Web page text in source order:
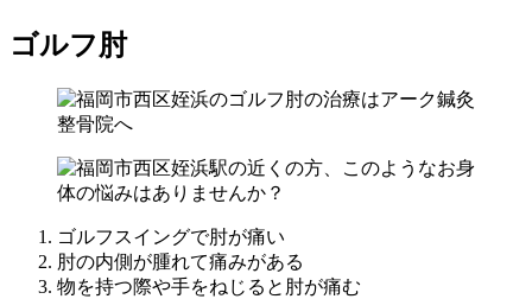
ゴルフ肘
ゴルフスイングで肘が痛い
肘の内側が腫れて痛みがある
物を持つ際や手をねじると肘が痛む